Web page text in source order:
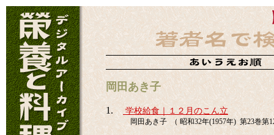
岡田あき子
1. 学校給食｜１２月のこん立
岡田あき子 （ 昭和32年(1957年) 第23巻第